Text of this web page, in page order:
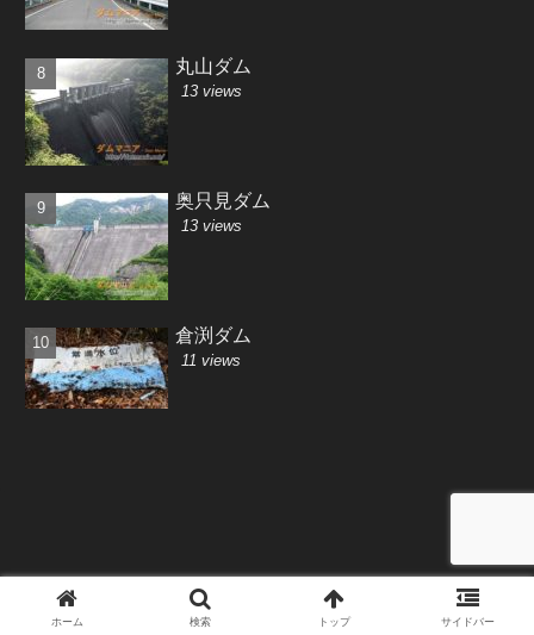
丸山ダム
13 views
奥只見ダム
13 views
倉渕ダム
11 views
Copyright © 2001-2026 Saki-MiyajiMa All Rights Reserved.
ホーム 検索 トップ サイドバー